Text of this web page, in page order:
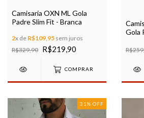
Camisaria OXN ML Gola
Padre Slim Fit - Branca
2x de R$109,95 sem juros
R$329,90 R$219,90
COMPRAR
Gola
31 % OFF